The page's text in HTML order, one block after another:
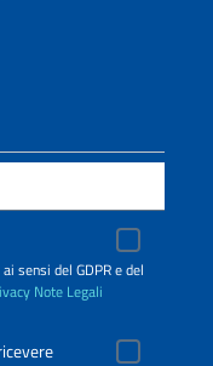
sensi del GDPR e del
Note Legali